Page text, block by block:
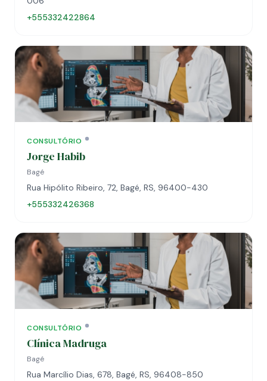
+555332422864
CONSULTÓRIO
Jorge Habib
Bagé
Rua Hipólito Ribeiro, 72, Bagé, RS, 96400-430
+555332426368
CONSULTÓRIO
Clínica Madruga
Bagé
Rua Marcílio Dias, 678, Bagé, RS, 96408-850